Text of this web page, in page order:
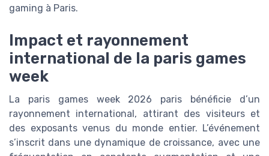
gaming à Paris.
Impact et rayonnement
international de la paris games
week
La paris games week 2026 paris bénéficie d’un
rayonnement international, attirant des visiteurs et
des exposants venus du monde entier. L’événement
s’inscrit dans une dynamique de croissance, avec une